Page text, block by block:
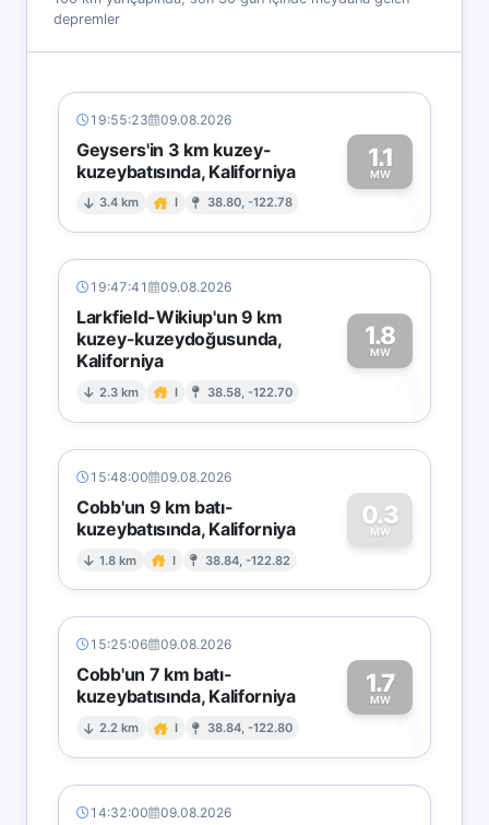
depremler
19:55:23 09.08.2026
Geysers'in 3 km kuzey-
kuzeybatısında, Kaliforniya
3.4 km I 38.80, -122.78
1.1
MW1
19:47:41 09.08.2026
Larkfield-Wikiup'un 9 km
kuzey-kuzeydoğusunda,
Kaliforniya
2.3 km I 38.58, -122.70
1.8
MW
1
15:48:00 09.08.2026
Cobb'un 9 km batı-
kuzeybatısında, Kaliforniya
1.8 km I 38.84, -122.82
0.3
MW
0
15:25:06 09.08.2026
Cobb'un 7 km batı-
kuzeybatısında, Kaliforniya
2.2 km I 38.84, -122.80
1.7
MW1
14:32:00 09.08.2026